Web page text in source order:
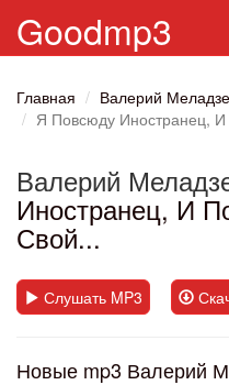
Goodmp3
Главная
Валерий Меладзе
Я Повсюду Иностранец,
Валерий
Иностранец, И
Свой...
Слушать MP3
Новые mp3 Валерий